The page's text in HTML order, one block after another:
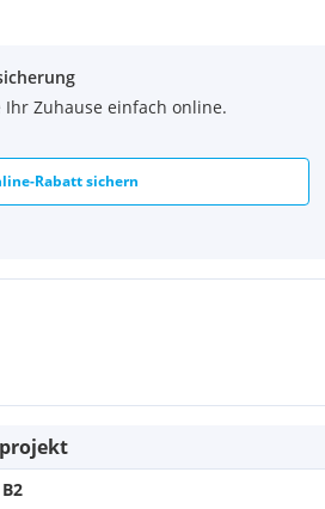
Ihr Zuhause einfach online.
Rabatt sichern